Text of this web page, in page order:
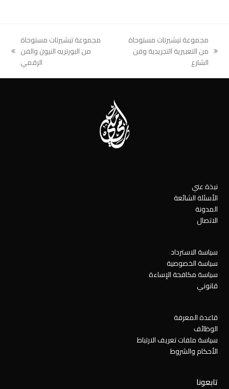
previous
post:
مجموعة تيشيرتات مستوحاة
من التعبيرية التجريدية وفن
الشارع
مجموعة تيشيرتات مستوحاة
من البورتريه النيون والفن
الرقمي
نبذة عني
الأسئلة الشائعة
المدونة
الاتصال
سياسة الاسترداد
سياسة الخصوصية
سياسة مكافحة الإساءة
قانوني
قاعدة المعرفة
الوظائف
سياسة ملفات تعريف الارتباط
الأحكام والشروط
تابعونا